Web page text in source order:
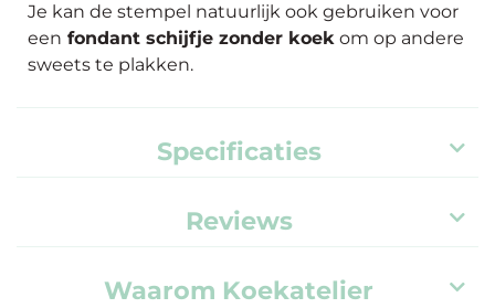
Je kan de stempel natuurlijk ook gebruiken voor
een fondant schijfje zonder koek om op andere
sweets te plakken.
Specificaties
Reviews
Waarom Koekatelier